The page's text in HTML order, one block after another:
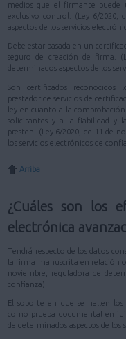
medios que el firmante
exclusivo control. (Ley 6/2020,
aspectos de los servicios
Debe estar basada en un
seguro de creación de firma.
determinados aspectos de los
Son certificados reconocidos
prestador de servicios de
ley en cuanto a la
solicitantes y a la fiabilidad y
presten. (Ley 6/2020, de 11 de
los servicios electrónicos de
Arriba
¿Cuáles son los
electrónica
Tendrá respecto de los datos
la firma manuscrita en relación
noviembre, reguladora de
confianza)
El soporte en que se hallen
como prueba documental en
de determinados aspectos de los